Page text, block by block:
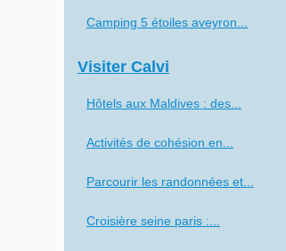
Camping 5 étoiles aveyron...
Visiter Calvi
Hôtels aux Maldives : des...
Activités de cohésion en...
Parcourir les randonnées et...
Croisière seine paris :...